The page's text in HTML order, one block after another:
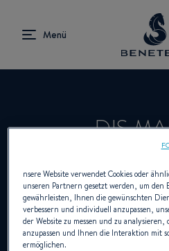
DIS
Händler Segelboote,
für
nsere Website verwendet Cookies oder
unseren Partnern gesetzt werden, um den
gewährleisten, Ihnen die gewünschten
verbessern und individuell anzupassen,
der Website zu messen und zu
anzupassen und Ihnen die Interaktion mit
ermöglichen.